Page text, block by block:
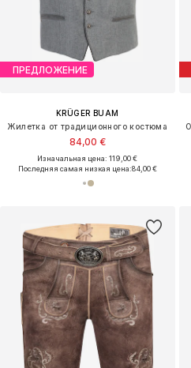
ПРЕДЛОЖЕНИЕ
KRÜGER BUAM
Жилетка от традиционного костюма
84,00 €
Изначальная цена: 119,00 €
Последняя самая низкая цена:84,00 €